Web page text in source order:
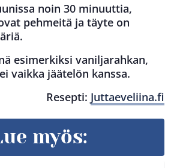
noin 30 minuuttia,
pehmeitä ja täyte on
esimerkiksi vaniljarahkan,
vaikka jäätelön kanssa.
Resepti: Juttaeveliina.fi
myös: